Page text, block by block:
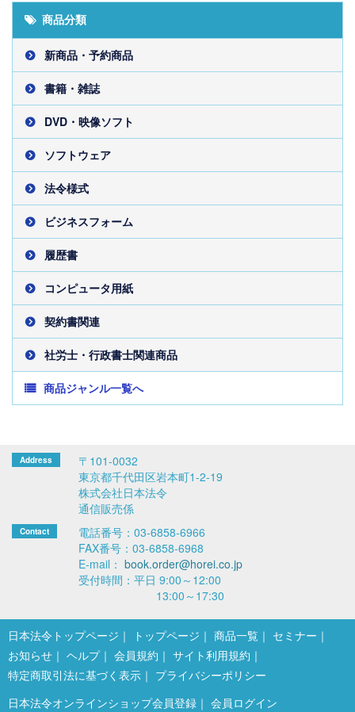
商品分類
新商品・予約商品
書籍・雑誌
DVD・映像ソフト
ソフトウェア
法令様式
ビジネスフォーム
履歴書
コンピュータ用紙
契約書関連
社労士・行政書士関連商品
商品ジャンル一覧へ
〒101-0032
東京都千代田区岩本町1-2-19
株式会社日本法令
通信販売係
電話番号：03-6858-6966
FAX番号：03-6858-6968
E-mail： book.order@horei.co.jp
受付時間：平日 9:00～12:00
13:00～17:30
日本法令トップページ トップページ 商品一覧
セミナー
お知らせ
ヘルプ 会員規約
サイト利用規約
特定商取引法に基づく表示
プライバシーポリシー
日本法令オンラインショップ会員登録
会員ログイン